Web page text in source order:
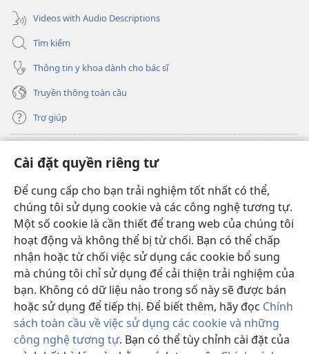
Cài đặt quyền riêng tư
Để cung cấp cho bạn trải nghiệm tốt nhất có thể,
chúng tôi sử dụng cookie và các công nghệ tương tự.
Một số cookie là cần thiết để trang web của chúng tôi
hoạt động và không thể bị từ chối. Bạn có thể chấp
nhận hoặc từ chối việc sử dụng các cookie bổ sung
mà chúng tôi chỉ sử dụng để cải thiện trải nghiệm của
bạn. Không có dữ liệu nào trong số này sẽ được bán
hoặc sử dụng để tiếp thị. Để biết thêm, hãy đọc Chính
sách toàn cầu về việc sử dụng các cookie và những
công nghệ tương tự. Bạn có thể tùy chỉnh cài đặt của
Videos with Audio Descriptions
Tìm kiếm
Thông tin y khoa dành cho bác sĩ
Truyền thông toàn cầu
Trợ giúp
(mở
cửa
sổ
mới)
THƯ VIỆN TRỰC TUYẾN Tháp Canh
(mở
cửa
sổ
mới)
JW Hub ®
(mở
cửa
sổ
mới)
JW Library
Thư viện Tháp Canh